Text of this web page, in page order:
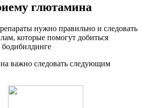
глютамина
нужно правильно и следовать
которые помогут добиться
важно следовать следующим